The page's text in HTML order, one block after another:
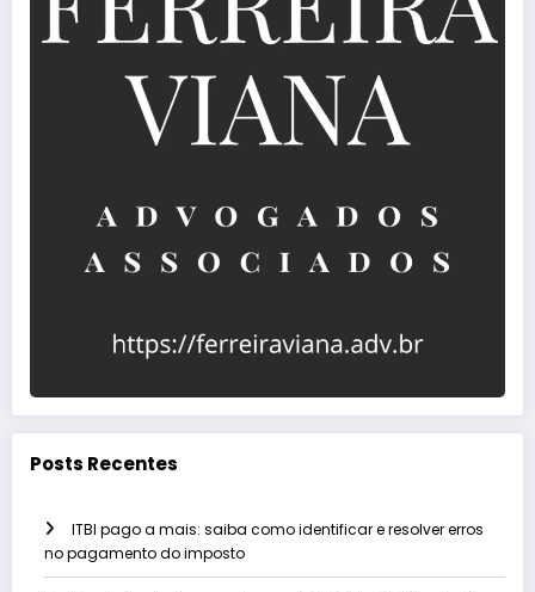
Posts Recentes
ITBI pago a mais: saiba como identificar e resolver erros
no pagamento do imposto